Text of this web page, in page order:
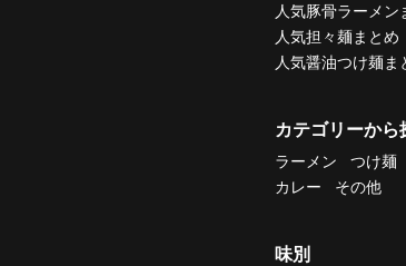
人気豚骨ラーメン
人気担々麺まとめ
人気醤油つけ麺ま
カテゴリーから
ラーメン つけ麺
カレー
その他
味別